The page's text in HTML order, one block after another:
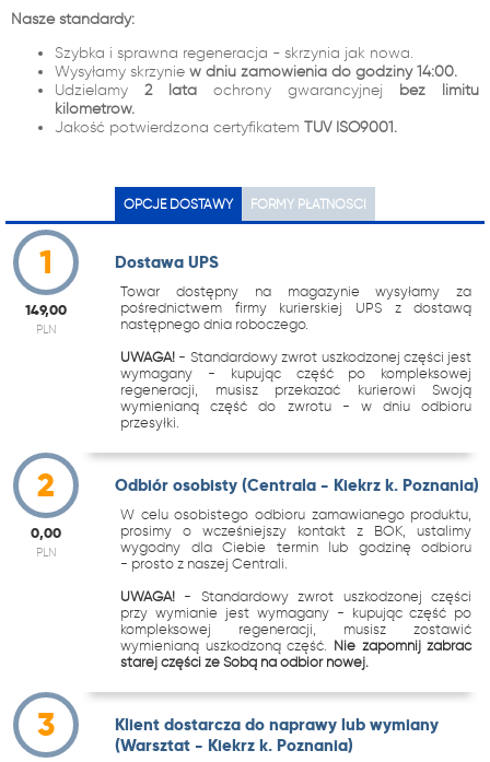
Nasze standardy:
Szybka i sprawna regeneracja - skrzynia jak nowa.
Wysyłamy skrzynie w dniu zamówienia do godziny 14:00.
Udzielamy 2 lata ochrony gwarancyjnej bez limitu
kilometrów.
Jakość potwierdzona certyfikatem TUV ISO9001.
OPCJE DOSTAWY FORMY PŁATNOŚCI
1
149,00
PLN
Dostawa UPS
Towar dostępny na magazynie wysyłamy za
pośrednictwem firmy kurierskiej UPS z dostawą
następnego dnia roboczego.
UWAGA! - Standardowy zwrot uszkodzonej części jest
wymagany - kupując część po kompleksowej
regeneracji, musisz przekazać kurierowi Swoją
wymienianą część do zwrotu - w dniu odbioru
przesyłki.
2
0,00
PLN
Odbiór osobisty (Centrala - Kiekrz k. Poznania)
W celu osobistego odbioru zamawianego produktu,
prosimy o wcześniejszy kontakt z BOK, ustalimy
wygodny dla Ciebie termin lub godzinę odbioru
- prosto z naszej Centrali.
UWAGA! - Standardowy zwrot uszkodzonej części
przy wymianie jest wymagany - kupując część po
kompleksowej regeneracji, musisz zostawić
wymienianą uszkodzoną część. Nie zapomnij zabrać
starej części ze Sobą na odbiór nowej.
3
Klient dostarcza do naprawy lub wymiany
(Warsztat - Kiekrz k. Poznania)